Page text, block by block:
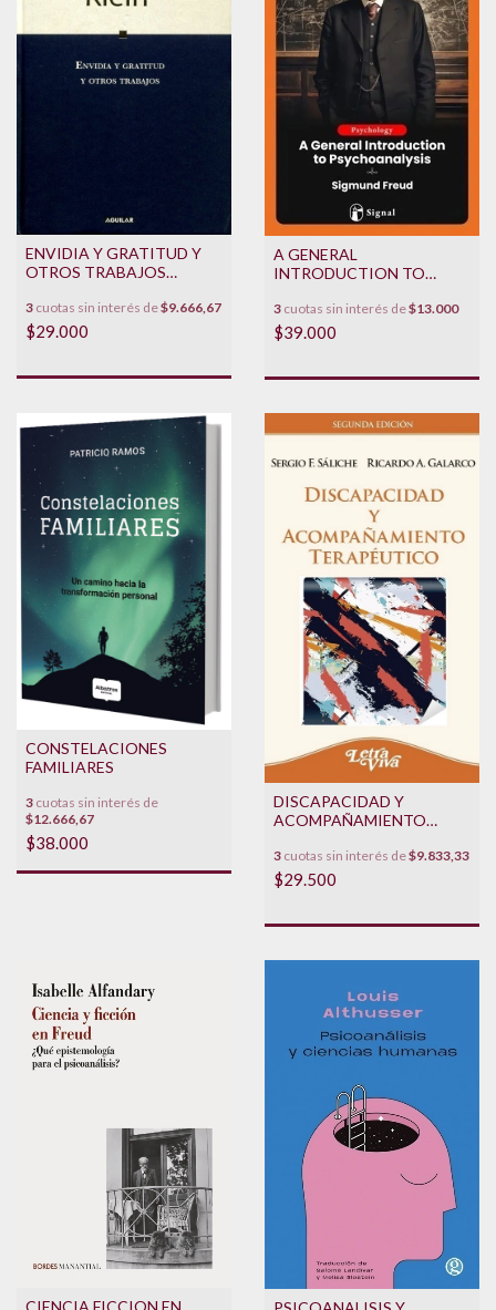
ENVIDIA Y GRATITUD Y
OTROS TRABAJOS
3 cuotas sin interés de$9.666,67
$29.000
A GENERAL
INTRODUCTION TO
3 cuotas sin interés de$13.000
$39.000
CONSTELACIONES
FAMILIARES
3 cuotas sin interés de
$12.666,67
$38.000
DISCAPACIDAD Y
ACOMPAÑAMIENTO
EDICION
3 cuotas sin interés de$9.833,33
$29.500
CIENCIA FICCION EN